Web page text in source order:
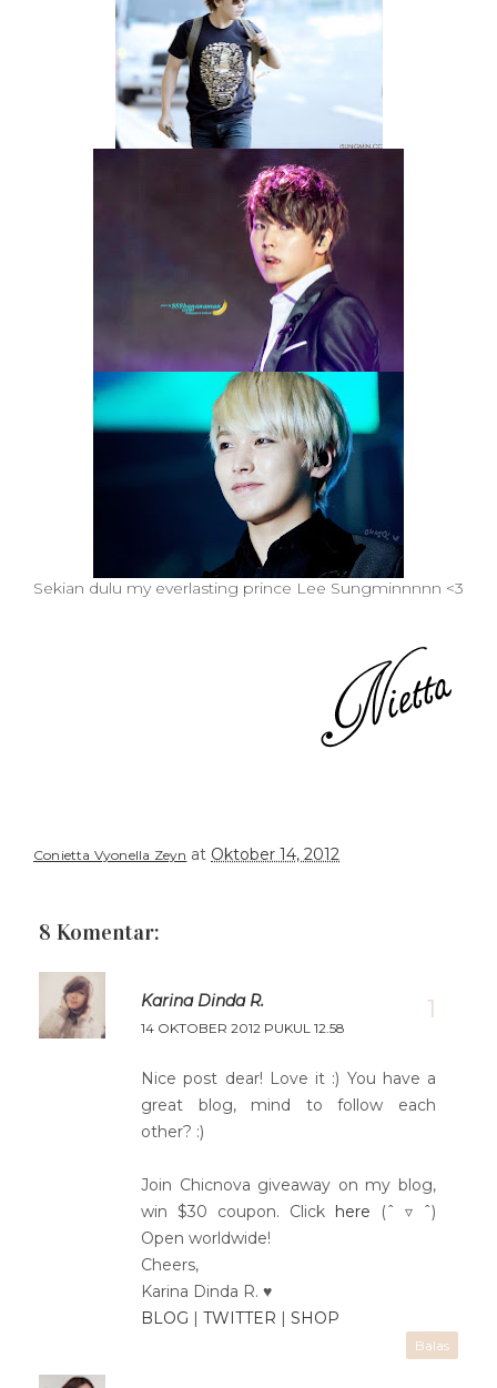
Sekian dulu my everlasting prince Lee Sungminnnnn <3
Conietta Vyonella Zeyn at Oktober 14, 2012
8 Komentar:
Karina Dinda R.
14 OKTOBER 2012 PUKUL 12.58
Nice post dear! Love it :) You have a
great blog, mind to follow each
other? :)
Join Chicnova giveaway on my blog,
win $30 coupon. Click here (ˆ ▿ ˆ)
Open worldwide!
Cheers,
Karina Dinda R. ♥
BLOG | TWITTER | SHOP
Balas